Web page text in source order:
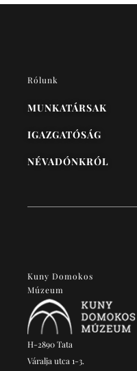
Rólunk
MUNKATÁRSAK
IGAZGATÓSÁG
NÉVADÓNKRÓL
Kuny Domokos
Múzeum
H-2890 Tata
Váralja utca 1-3.